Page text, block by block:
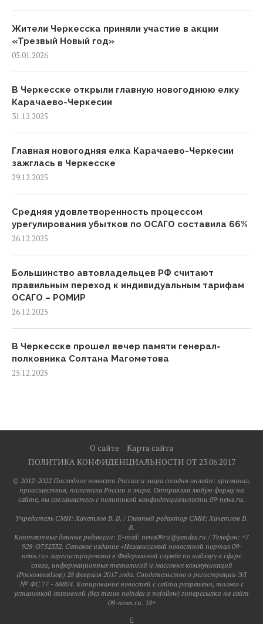
Жители Черкесска приняли участие в акции
«Трезвый Новый год»
05.01.2026
В Черкесске открыли главную новогоднюю елку
Карачаево-Черкесии
31.12.2025
Главная новогодняя елка Карачаево-Черкесии
зажглась в Черкесске
29.12.2025
Средняя удовлетворенность процессом
урегулирования убытков по ОСАГО составила 66%
26.12.2025
Большинство автовладельцев РФ считают
правильным переход к индивидуальным тарифам
ОСАГО – РОМИР
26.12.2025
В Черкесске прошел вечер памяти генерал-
полковника Солтана Магометова
25.12.2025
О сайте
Карта сайта
ПОЛИТИКА КОНФИДЕНЦИАЛЬНОСТИ ОТ 23.06.2017
© 2012-2022 Последние новости России и мира сегодня онлайн: криминал,
происшествия, политика России и мира. Отправляя любую форму на
сайте, вы соглашаетесь с политикой конфиденциальности 09-news.ru.
Учредитель СМИ: Хaчeтлoв B. B. / Главный редактор СМИ: Хaчeтлoв B.
B.
Контактные данные редакции: E-mail: news09ru@yandex.ru / Телефон: +7
928-O752332. Сетевое издание «Независимый новостной портал 09-
news.ru» зарегистрировано в Федеральной службе по надзору в сфере
связи, информационных технологий и массовых коммуникаций
(Роскомнадзор) 28 февраля 2017 года. Свидетельство о регистрации ЭЛ
№ ФС 77 - 68804. Копирование новостей с сайта разрешено, только с
установкой активной (без тегов noindex и nofollow) гиперссылки на сайт
09-news.ru. 18+